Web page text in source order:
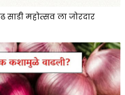
महोत्सव ला जोरदार